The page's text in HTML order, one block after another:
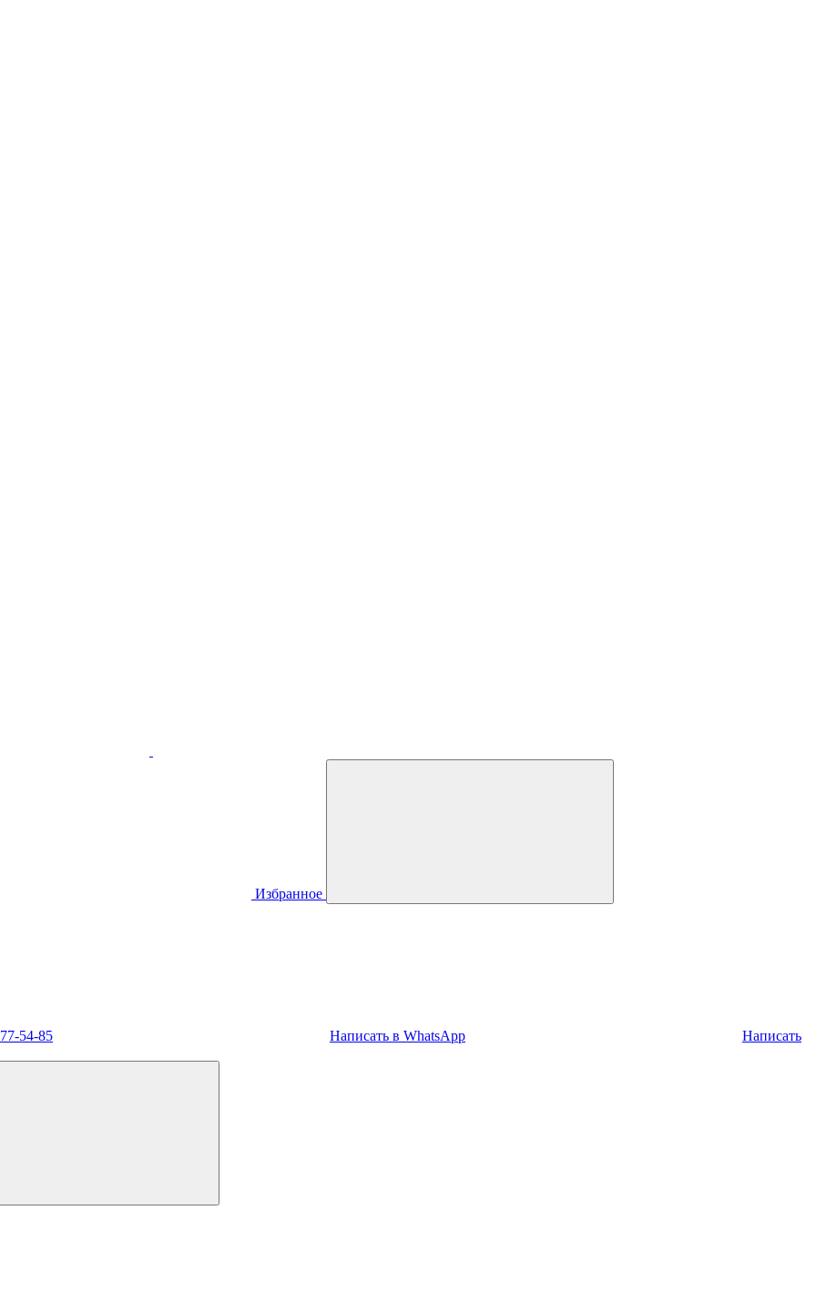
Избранное
54-85 Написать в WhatsApp Написать